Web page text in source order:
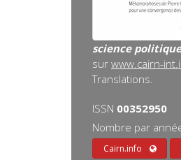
science politique
sur www.cairn-
Translations.
ISSN 00352950
Nombre par
Cairn.info